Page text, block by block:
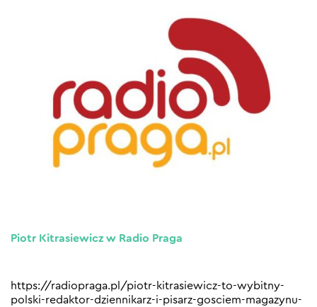
Piotr Kitrasiewicz w Radio Praga
https://radiopraga.pl/piotr-kitrasiewicz-to-wybitny-
polski-redaktor-dziennikarz-i-pisarz-gosciem-magazynu-